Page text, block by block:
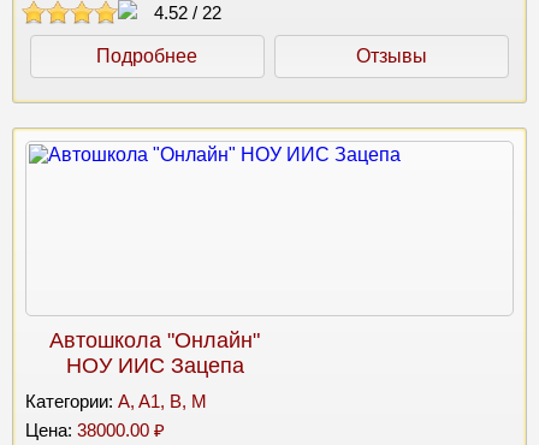
4.52 / 22
Подробнее Отзывы
Автошкола "Онлайн"
НОУ ИИС Зацепа
Категории: A, A1, B, M
Цена: 38000.00 ₽